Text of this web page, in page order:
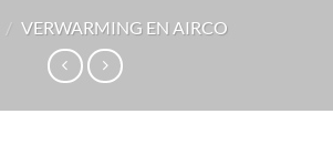
/ VERWARMING EN AIRCO